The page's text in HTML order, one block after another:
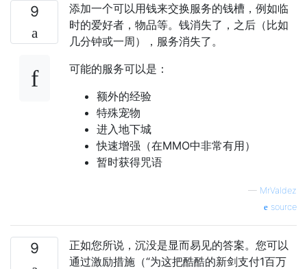
9
添加一个可以用钱来交换服务的钱槽，例如临
时的爱好者，物品等。钱消失了，之后（比如
几分钟或一周），服务消失了。
可能的服务可以是：
额外的经验
特殊宠物
进入地下城
快速增强（在MMO中​​非常有用）
暂时获得咒语
— MrValdez
source
9
正如您所说，沉没是显而易见的答案。您可以
通过激励措施（“为这把酷酷的新剑支付1百万